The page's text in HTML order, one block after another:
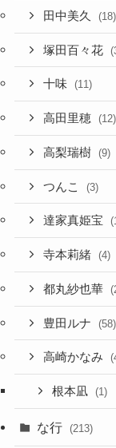
田中美久 (18)
塚田百々花
十味 (11)
高田里穂 (12)
高梨瑞樹 (9)
つんこ (3)
達家真姫宝
寺本莉緒 (4)
都丸紗也華
豊田ルナ (58)
高崎かなみ
根本凪 (1)
な行 (213)